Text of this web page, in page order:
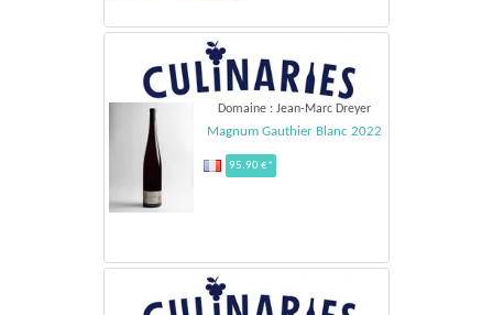
Domaine : Jean-Marc Dreyer
Magnum Gauthier Blanc 2022
95.90 €*